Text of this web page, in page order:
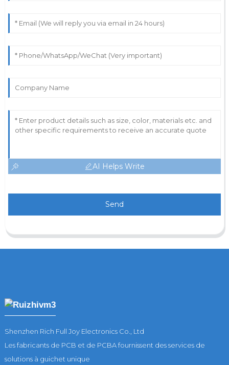
AI Helps Write
Send
Shenzhen Rich Full Joy Electronics Co., Ltd
Les fabricants de PCB et de PCBA fournissent des services de
solutions à guichet unique